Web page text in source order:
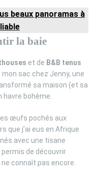
beaux panoramas à
la baie
et de B&B tenus
mon sac chez Jenny, une
sa maison (et sa
bohème.
œufs pochés aux
que j’ai eus en Afrique
avec une tisane
de découvrir
connaît pas encore.